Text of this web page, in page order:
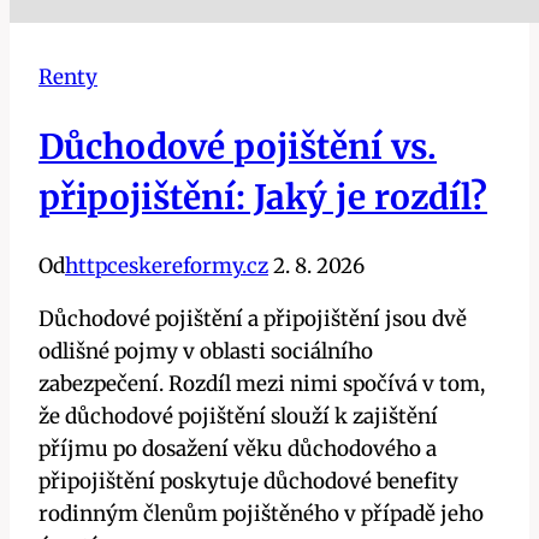
Renty
Důchodové pojištění vs.
připojištění: Jaký je rozdíl?
Odhttpceskereformy.cz2. 8. 2026
Důchodové pojištění a připojištění jsou dvě
odlišné pojmy v oblasti sociálního
zabezpečení. Rozdíl mezi nimi spočívá v tom,
že důchodové pojištění slouží k zajištění
příjmu po dosažení věku důchodového a
připojištění poskytuje důchodové benefity
rodinným členům pojištěného v případě jeho